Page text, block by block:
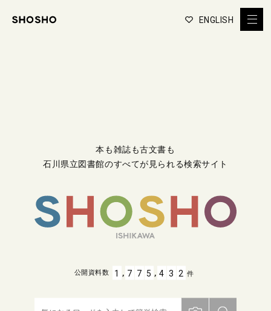
ENGLISH
本も雑誌も古文書も
石川県立図書館のすべてが見られる検索サイト
公開資料数 1 , 7 7 5 , 4 3 2 件